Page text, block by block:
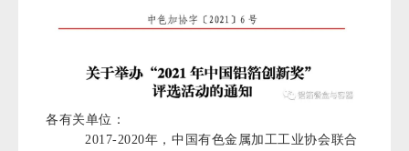
各有关单位：
2017-2020年，中国有色金属加工工业协会联合